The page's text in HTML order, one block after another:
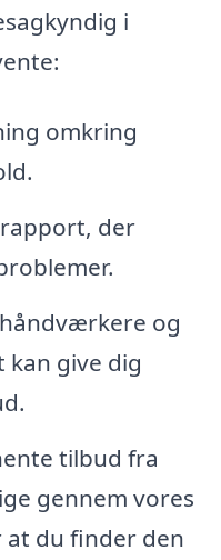
i
omkring
der
og
kan give dig
tilbud fra
gennem vores
du finder den